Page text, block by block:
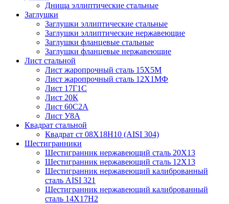
Днища эллиптические стальные
Заглушки
Заглушки эллиптические стальные
Заглушки эллиптические нержавеющие
Заглушки фланцевые стальные
Заглушки фланцевые нержавеющие
Лист стальной
Лист жаропрочный сталь 15Х5М
Лист жаропрочный сталь 12Х1МФ
Лист 17Г1С
Лист 20К
Лист 60С2А
Лист У8А
Квадрат стальной
Квадрат ст 08Х18Н10 (AISI 304)
Шестигранники
Шестигранник нержавеющий сталь 20Х13
Шестигранник нержавеющий сталь 12Х13
Шестигранник нержавеющий калиброванный
сталь AISI 321
Шестигранник нержавеющий калиброванный
сталь 14Х17Н2